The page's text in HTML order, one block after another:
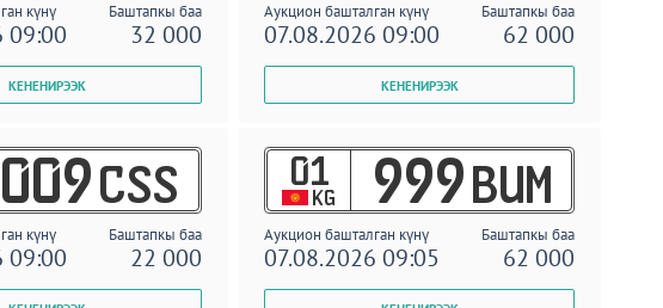
күнү Баштапкы баа
09:00 32 000
Аукцион башталган күнү Баштапкы баа
07.08.2026 09:00 62 000
009 CSS
күнү Баштапкы баа
09:00 22 000
01
KG 999 BUM
Аукцион башталган күнү Баштапкы баа
07.08.2026 09:05 62 000